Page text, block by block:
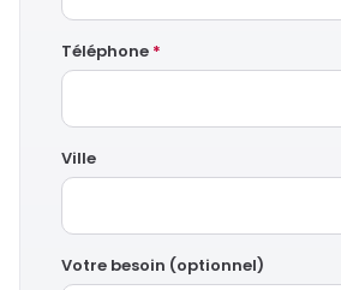
Téléphone *
Ville
Votre besoin (optionnel)